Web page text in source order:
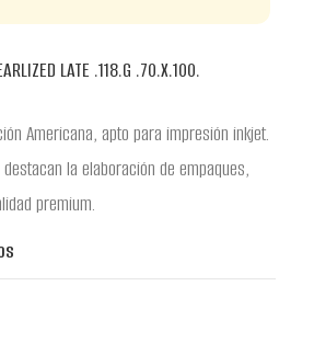
LATE .118.G .70.X.100.
Americana, apto para impresión inkjet.
la elaboración de empaques,
premium.